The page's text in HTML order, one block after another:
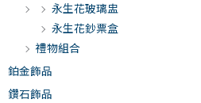
永生花玻璃盅
永生花鈔票盒
禮物組合
鉑金飾品
鑽石飾品